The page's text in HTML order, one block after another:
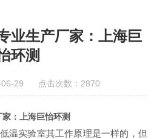
业生产厂家：上海巨
环测
06-29 点击次数：2870
：上海巨怡环测
温实验室其工作原理是一样的，但